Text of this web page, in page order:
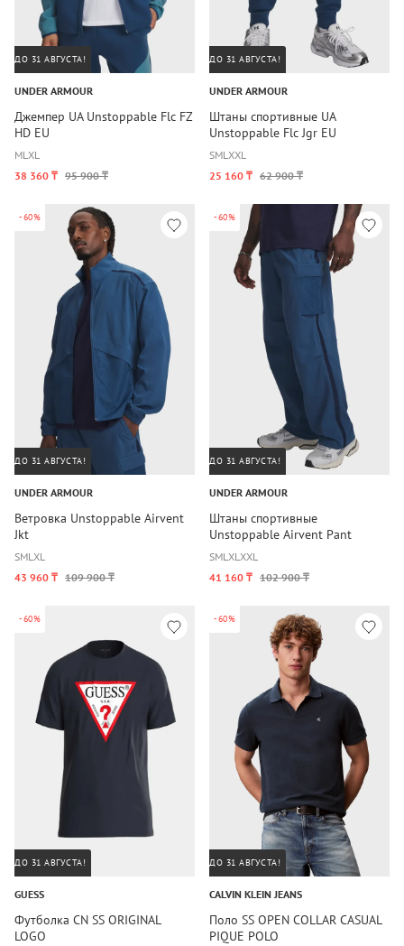
ДО 31 АВГУСТА!
UNDER ARMOUR
Джемпер UA Unstoppable Flc FZ
HD EU
MLXL
38 360 ₸ 95 900 ₸
ДО 31 АВГУСТА!
UNDER ARMOUR
Штаны спортивные UA
Unstoppable Flc Jgr EU
SMLXXL
25 160 ₸ 62 900 ₸
-60%
ДО 31 АВГУСТА!
UNDER ARMOUR
Ветровка Unstoppable Airvent
Jkt
SMLXL
43 960 ₸ 109 900 ₸
-60%
ДО 31 АВГУСТА!
UNDER ARMOUR
Штаны спортивные
Unstoppable Airvent Pant
SMLXLXXL
41 160 ₸ 102 900 ₸
-60%
ДО 31 АВГУСТА!
GUESS
Футболка CN SS ORIGINAL
LOGO
-60%
ДО 31 АВГУСТА!
CALVIN KLEIN JEANS
Поло SS OPEN COLLAR CASUAL
PIQUE POLO